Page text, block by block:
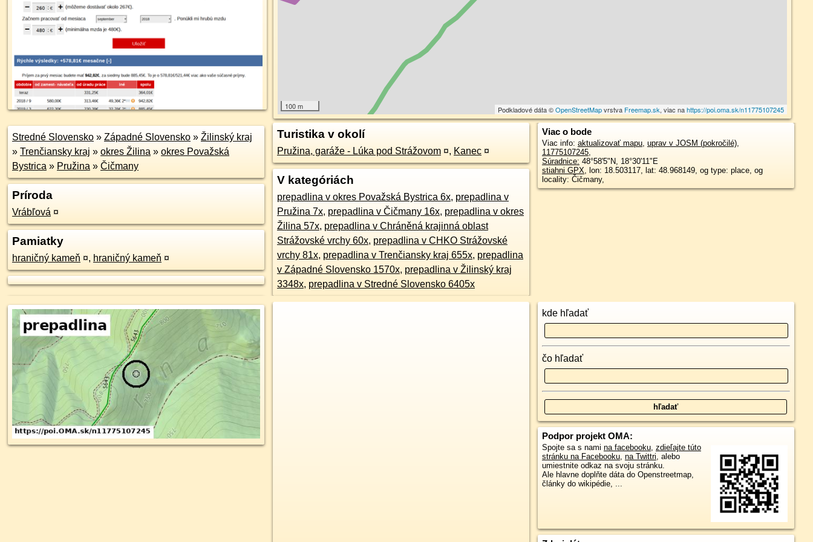
100 m Podkladové dáta ©OpenStreetMapvrstva Freemap.sk, viac nahttps://poi.oma.sk/n11775107245
Stredné Slovensko » Západné Slovensko » Žilinský kraj
» Trenčiansky kraj » okres Žilina » okres Považská
Bystrica » Pružina » Čičmany
Príroda
Vrábľová ¤
Pamiatky
hraničný kameň ¤, hraničný kameň ¤
Turistika v okolí
Pružina, garáže - Lúka pod Strážovom ¤, Kanec ¤
V kategóriách
prepadlina v okres Považská Bystrica 6x, prepadlina v
Pružina 7x, prepadlina v Čičmany 16x, prepadlina v okres
Žilina 57x, prepadlina v Chráněná krajinná oblast
Strážovské vrchy 60x, prepadlina v CHKO Strážovské
vrchy 81x, prepadlina v Trenčiansky kraj 655x, prepadlina
v Západné Slovensko 1570x, prepadlina v Žilinský kraj
3348x, prepadlina v Stredné Slovensko 6405x
Viac o bode
Viac info: aktualizovať mapu, uprav v JOSM (pokročilé),
11775107245,
Súradnice: 48°58'5"N, 18°30'11"E
stiahni GPX, lon: 18.503117, lat: 48.968149, og type: place, og
locality: Čičmany,
kde hľadať
čo hľadať
Podpor projekt OMA:
Spojte sa s nami na facebooku, zdieľajte túto
stránku na Facebooku, na Twittri, alebo
umiestnite odkaz na svoju stránku.
Ale hlavne doplňte dáta do Openstreetmap,
články do wikipédie, ...